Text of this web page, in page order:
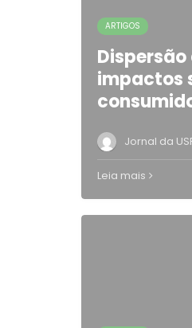
ARTIGOS
Dispersão
impactos
Jornal da
Leia mais